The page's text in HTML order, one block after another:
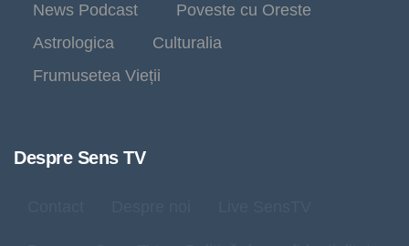
News Podcast
Poveste cu Oreste
Astrologica
Culturalia
Frumusetea Vieții
Despre Sens TV